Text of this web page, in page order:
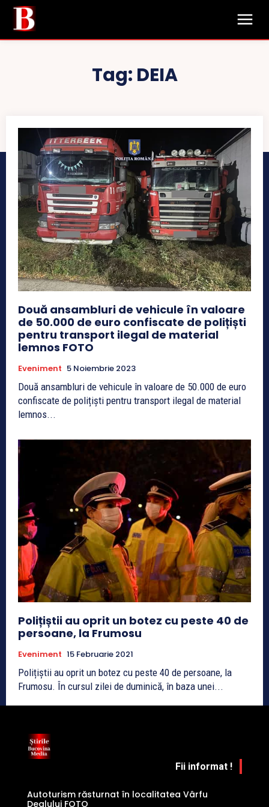
Tag: DEIA
Două ansambluri de vehicule în valoare
de 50.000 de euro confiscate de polițiști
pentru transport ilegal de material
lemnos FOTO
Eveniment 5 Noiembrie 2023
Două ansambluri de vehicule în valoare de 50.000 de euro
confiscate de polițiști pentru transport ilegal de material
lemnos...
Polițiștii au oprit un botez cu peste 40 de
persoane, la Frumosu
Eveniment 15 Februarie 2021
Polițiștii au oprit un botez cu peste 40 de persoane, la
Frumosu. În cursul zilei de duminică, în baza unei...
Fii informat !
Autoturism răsturnat în localitatea Vârfu
Dealului FOTO